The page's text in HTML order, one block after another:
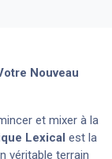
Nouveau
et mixer à la
Lexical est la
véritable terrain